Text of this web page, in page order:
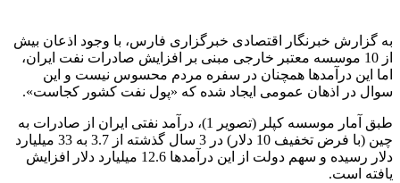
به گزارش خبرنگار اقتصادی خبرگزاری فارس، با وجود اذعان بیش
از 10 موسسه معتبر خارجی مبنی بر افزایش صادرات نفت ایران،
اما این درآمدها همچنان در سفره مردم محسوس نیست و این
سوال در اذهان عمومی ایجاد شده که «پول نفت کشور کجاست».
طبق آمار موسسه کپلر (تصویر 1)، درآمد نفتی ایران از صادرات به
چین (با فرض تخفیف 10 دلار) در 3 سال گذشته از 3.7 به 33 میلیارد
دلار رسیده و سهم دولت از این درآمدها 12.6 میلیارد دلار افزایش
یافته است.